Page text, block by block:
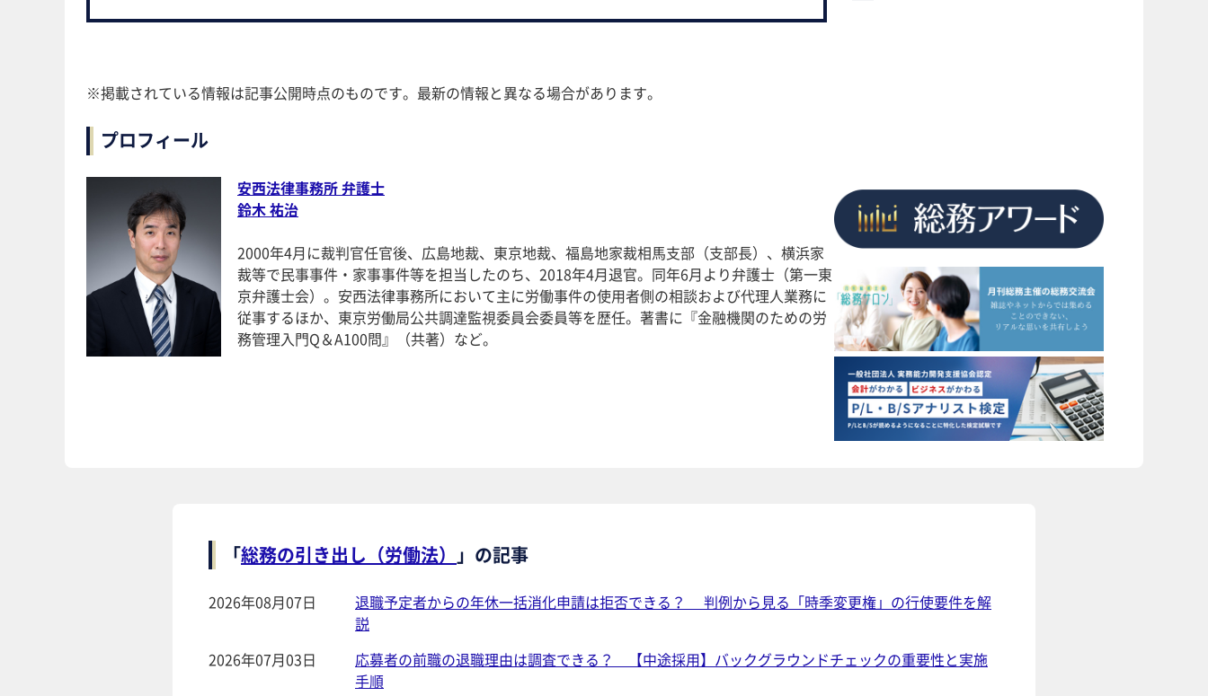
※掲載されている情報は記事公開時点のものです。最新の情報と異なる場合があります。
プロフィール
安西法律事務所 弁護士
鈴木 祐治
2000年4月に裁判官任官後、広島地裁、東京地裁、福島地家裁相馬支部（支部長）、横浜家
裁等で民事事件・家事事件等を担当したのち、2018年4月退官。同年6月より弁護士（第一東
京弁護士会）。安西法律事務所において主に労働事件の使用者側の相談および代理人業務に
従事するほか、東京労働局公共調達監視委員会委員等を歴任。著書に『金融機関のための労
務管理入門Q＆A100問』（共著）など。
「総務の引き出し（労働法） 」の記事
2026年08月07日
退職予定者からの年休一括消化申請は拒否できる？ 判例から見る「時季変更権」の行使要件を解
説
2026年07月03日
応募者の前職の退職理由は調査できる？ 【中途採用】バックグラウンドチェックの重要性と実施
手順